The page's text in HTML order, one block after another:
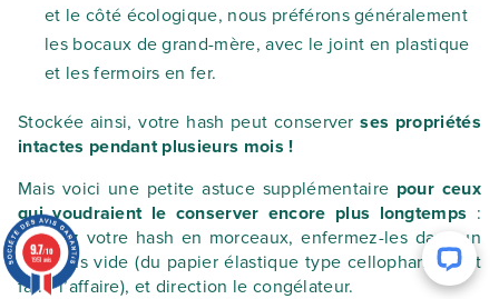
et le côté écologique, nous préférons généralement
les bocaux de grand-mère, avec le joint en plastique
et les fermoirs en fer.
Stockée ainsi, votre hash peut conserverses propriétés
intactes pendant plusieurs mois !
Mais voici une petite astuce supplémentaire pour ceux
qui voudraient le conserver encore plus longtemps :
débitez votre hash en morceaux, enfermez-les dans un
sac sous vide (du papier élastique type cellophane peut
faire l’affaire), et direction le congélateur.
9.7/10
1951 avis